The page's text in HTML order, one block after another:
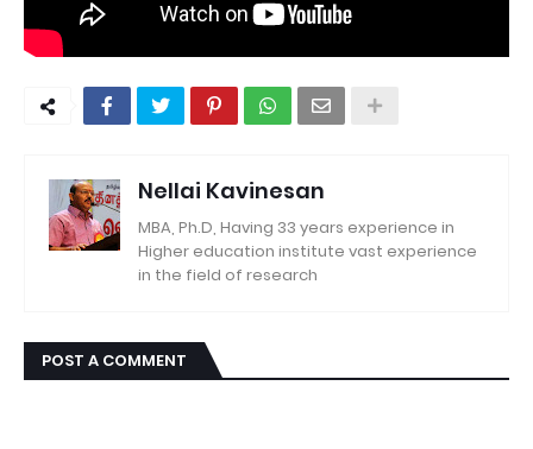
Nellai Kavinesan
MBA, Ph.D, Having 33 years experience in
Higher education institute vast experience
in the field of research
POST A COMMENT